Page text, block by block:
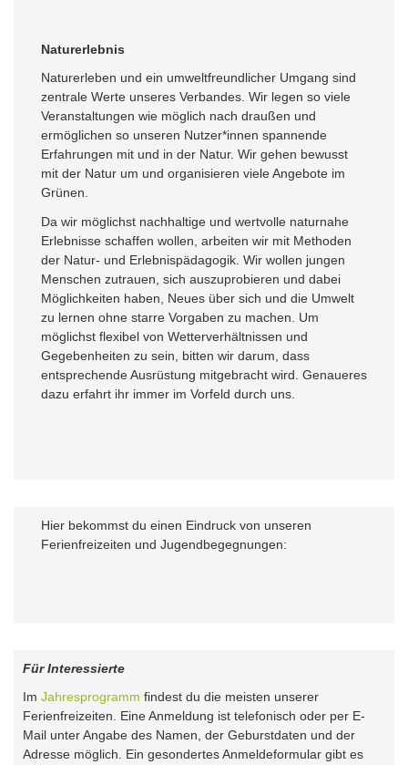
Naturerlebnis
Naturerleben und ein umweltfreundlicher Umgang sind
zentrale Werte unseres Verbandes. Wir legen so viele
Veranstaltungen wie möglich nach draußen und
ermöglichen so unseren Nutzer*innen spannende
Erfahrungen mit und in der Natur. Wir gehen bewusst
mit der Natur um und organisieren viele Angebote im
Grünen.
Da wir möglichst nachhaltige und wertvolle naturnahe
Erlebnisse schaffen wollen, arbeiten wir mit Methoden
der Natur- und Erlebnispädagogik. Wir wollen jungen
Menschen zutrauen, sich auszuprobieren und dabei
Möglichkeiten haben, Neues über sich und die Umwelt
zu lernen ohne starre Vorgaben zu machen. Um
möglichst flexibel von Wetterverhältnissen und
Gegebenheiten zu sein, bitten wir darum, dass
entsprechende Ausrüstung mitgebracht wird. Genaueres
dazu erfahrt ihr immer im Vorfeld durch uns.
Hier bekommst du einen Eindruck von unseren
Ferienfreizeiten und Jugendbegegnungen:
Für Interessierte
Im Jahresprogramm findest du die meisten unserer
Ferienfreizeiten. Eine Anmeldung ist telefonisch oder per E-
Mail unter Angabe des Namen, der Geburstdaten und der
Adresse möglich. Ein gesondertes Anmeldeformular gibt es